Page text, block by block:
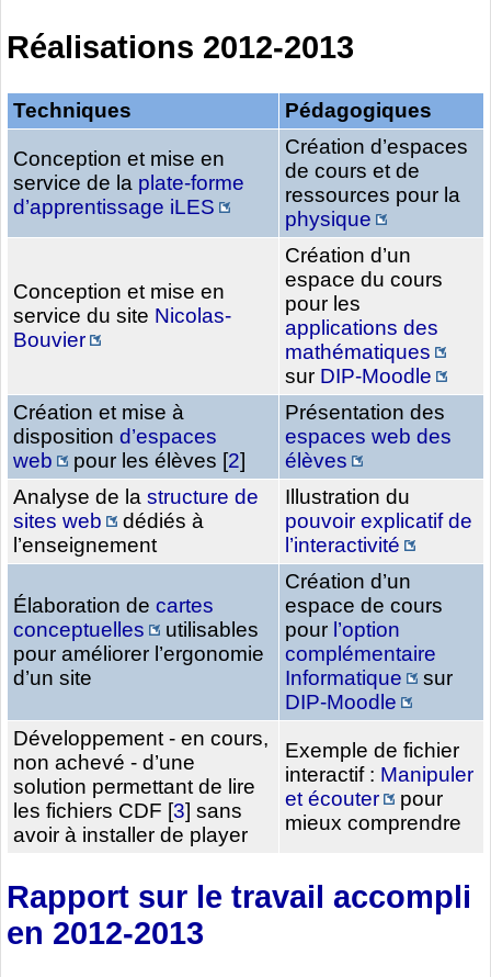
Réalisations 2012-2013
Techniques Pédagogiques
Conception et mise en
service de la plate-forme
d’apprentissage iLES
Création d’espaces
de cours et de
ressources pour la
physique
Conception et mise en
service du site Nicolas-
Bouvier
Création d’un
espace du cours
pour les
applications des
mathématiques
sur DIP-Moodle
Création et mise à
disposition d’espaces
web
pour les élèves [2]
Présentation des
espaces web des
élèves
Analyse de la structure de
sites web
dédiés à
l’enseignement
Illustration du
pouvoir explicatif de
l’interactivité
Élaboration de cartes
conceptuelles
utilisables
pour améliorer l’ergonomie
d’un site
Création d’un
espace de cours
pour l’option
complémentaire
Informatique
sur
DIP-Moodle
Développement - en cours,
non achevé - d’une
solution permettant de lire
les fichiers CDF [3] sans
avoir à installer de player
Exemple de fichier
interactif : Manipuler
et écouter
pour
mieux comprendre
Rapport sur le travail accompli
en 2012-2013